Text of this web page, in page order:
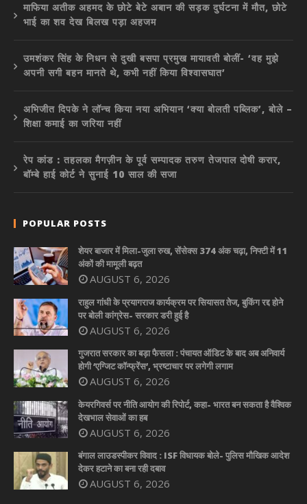
माफिया अतीक अहमद के छोटे बेटे अबान की सड़क दुर्घटना में मौत, छोटे
भाई का शव देख बिलख पड़ा अहजम
उमशंकर सिंह के निधन से दुखी बसपा प्रमुख मायावती बोलीं- ‘वह मुझे
अपनी सगी बहन मानते थे, कभी नहीं किया विश्वासघात’
अभिजीत दिपके ने लॉन्च किया नया अभियान ‘क्या बोलती पब्लिक’, बोले –
शिक्षा कमाई का जरिया नहीं
रेप कांड : तहलका मैगज़ीन के पूर्व सम्पादक तरुण तेजपाल दोषी करार,
बॉम्बे हाई कोर्ट ने सुनाई 10 साल की सजा
POPULAR POSTS
शेयर बाजार में मिला-जुला रुख, सेंसेक्स 374 अंक चढ़ा, निफ्टी में 11
अंकों की मामूली बढ़त
AUGUST 6, 2026
राहुल गांधी के प्रयागराज कार्यक्रम पर सियासत तेज, बुकिंग रद्द होने
पर बोली कांग्रेस- सरकार डरी हुई है
AUGUST 6, 2026
गुजरात सरकार का बड़ा फैसला : पंचायत ऑडिट के बाद अब अनिवार्य
होगी ‘एग्जिट कॉन्फ्रेंस’, भ्रष्टाचार पर लगेगी लगाम
AUGUST 6, 2026
केयरगिवर्स पर नीति आयोग की रिपोर्ट, कहा- भारत बन सकता है वैश्विक
देखभाल सेवाओं का हब
AUGUST 6, 2026
बंगाल लाउडस्पीकर विवाद : ISF विधायक बोले- पुलिस मौखिक आदेश
देकर हटाने का बना रही दबाव
AUGUST 6, 2026